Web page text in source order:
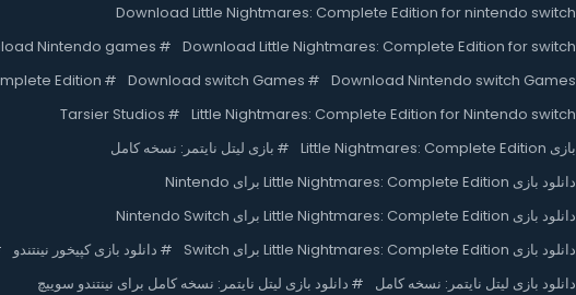
Download Little Nightmares: Complete Edition for nintendo switch
Download Little Nightmares: Complete Edition for switch
#
Nintendo games
Download Nintendo switch Games
#
Download switch Games
#
Edition
Little Nightmares: Complete Edition for Nintendo switch
#
Tarsier Studios
بازی Little Nightmares: Complete Edition # بازی لیتل نایتمر: نسخه کامل
دانلود بازی Little Nightmares: Complete Edition برای Nintendo
دانلود بازی Little Nightmares: Complete Edition برای Nintendo Switch
دانلود بازی Little Nightmares: Complete Edition برای Switch # دانلود بازی کپیخور نینتندو
دانلود بازی لیتل نایتمر: نسخه کامل # دانلود بازی لیتل نایتمر: نسخه کامل برای نینتندو سوییچ